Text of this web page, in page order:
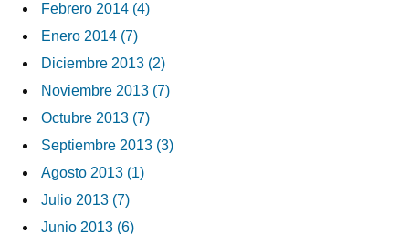
Febrero 2014 (4)
Enero 2014 (7)
Diciembre 2013 (2)
Noviembre 2013 (7)
Octubre 2013 (7)
Septiembre 2013 (3)
Agosto 2013 (1)
Julio 2013 (7)
Junio 2013 (6)